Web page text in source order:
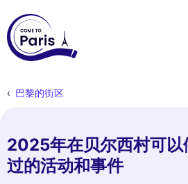
巴黎的街区
2025年在贝尔西村可以
过的活动和事件